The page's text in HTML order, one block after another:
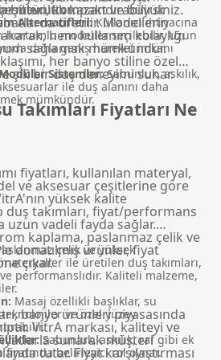
mevcuttur.
Alternatifleri:Kullanıcı ihtiyacına
hortumlu modeller seçilebilir. Uzun
daha geniş hareket imkanı
Sistemler:Sabunluk, askılık,
ile duş alanını daha
mümkündür.
bütünlük kazandırabilirsiniz.
kompakt ve büyük
üretilir. Modellerin
hem kullanım kolaylığı
sağlamak mümkündür.
her banyo stiline özel
şık bir duş deneyimi sunar.
Takımları Fiyatları Ne
fiyatları, kullanılan materyal,
ve aksesuar çeşitlerine göre
yüksek kalite
duş takımları, fiyat/performans
uzun vadeli fayda sağlar.
kaplama, paslanmaz çelik ve
donatılmış ürünler, fiyat
çıkar.
çelik ve yüksek
materyaller ile üretilen duş takımları,
performanslıdır. Kaliteli malzeme,
Masaj özellikli başlıklar, su
ve özel yüzey
Sabunluk, askılık, raf gibi ek
belirleyici rol oynar.
banyo ürünleri piyasasında
VitrA markası, kaliteyi ve
fiyatlarla sunarak müşteri
tutar. Fiyat karşılaştırması